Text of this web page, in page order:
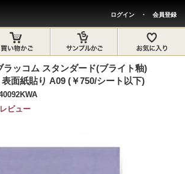
ログイン ・ 会員登録
ラッコム スタンダード(ブライト釉)
面紙貼り A09 (￥750/シート以下)
ビュー